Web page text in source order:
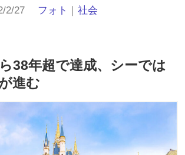
2/27 フォト ｜社会
38年超で達成、シーでは
進む